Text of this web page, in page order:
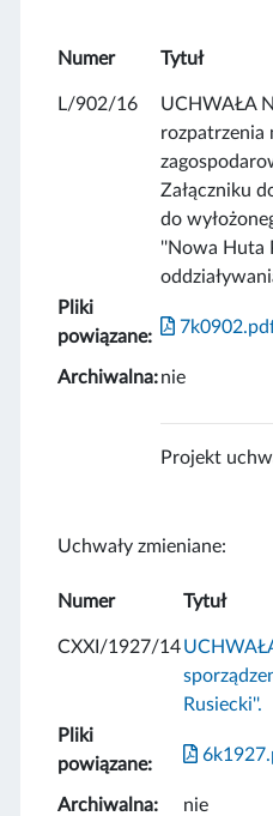
Numer Tytuł
L/902/16
UCHWAŁA
rozpatrzenia
Załączniku
do
''Nowa Huta
Pliki
powiązane:
Archiwalna:nie
Projekt
Uchwały zmieniane:
Numer Tytuł
CXXI/1927/14
Rusiecki''.
Pliki
powiązane:
Archiwalna: nie